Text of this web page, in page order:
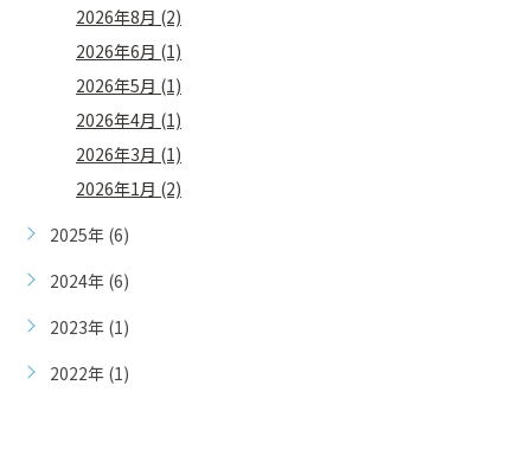
2026年8月 (2)
2026年6月 (1)
2026年5月 (1)
2026年4月 (1)
2026年3月 (1)
2026年1月 (2)
2025年 (6)
2024年 (6)
2023年 (1)
2022年 (1)